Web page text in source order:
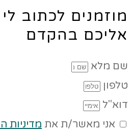
מוזמנים לכתוב
אליכם בהקדם
שם מלא
טלפון
דוא"ל
אני מאשר/ת את מדיניות